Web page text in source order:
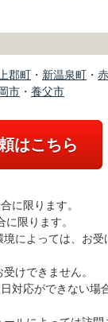
上郡町 ・ 新温泉町 ・
市 ・ 養父市
はこちら
に限ります。
限ります。
によっては、お受
けできません。
対応ができない場